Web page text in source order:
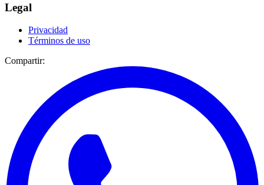
Legal
Privacidad
Términos de uso
Compartir: